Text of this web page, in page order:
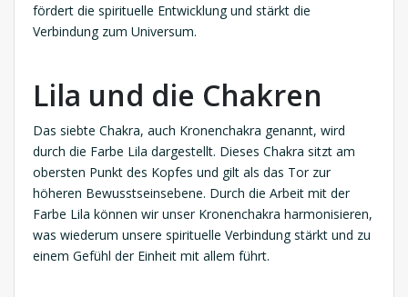
fördert die spirituelle Entwicklung und stärkt die
Verbindung zum Universum.
Lila und die Chakren
Das siebte Chakra, auch Kronenchakra genannt, wird
durch die Farbe Lila dargestellt. Dieses Chakra sitzt am
obersten Punkt des Kopfes und gilt als das Tor zur
höheren Bewusstseinsebene. Durch die Arbeit mit der
Farbe Lila können wir unser Kronenchakra harmonisieren,
was wiederum unsere spirituelle Verbindung stärkt und zu
einem Gefühl der Einheit mit allem führt.